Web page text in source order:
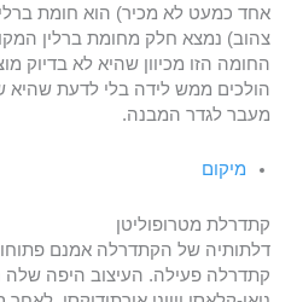
אחד כמעט לא מכיר) הוא חומת
צהוב) נמצא חלק מחומת ברלין
החומה הזו מכיוון שהיא לא בדיוק
הולכים ממש לידה בלי לדעת
מעבר לגדר המבנה.
מיקום
קתדרלת מטרופוליטן
דלתותיה של הקתדרלה אמנם
קתדרלה פעילה. העיצוב היפה שלה